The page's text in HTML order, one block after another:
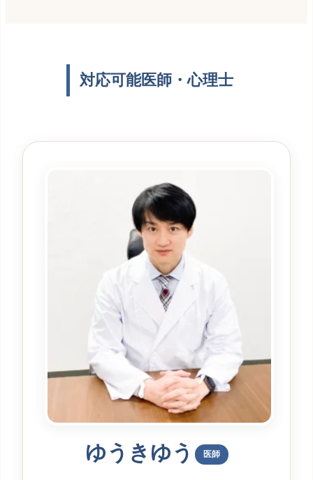
対応可能医師・心理士
ゆうきゆう 医師